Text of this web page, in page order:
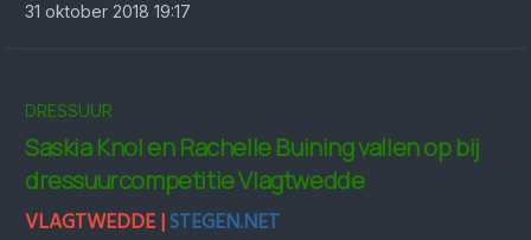
31 oktober 2018 19:17
DRESSUUR
Saskia Knol en Rachelle Buining vallen op bij
dressuurcompetitie Vlagtwedde
VLAGTWEDDE |STEGEN.NET